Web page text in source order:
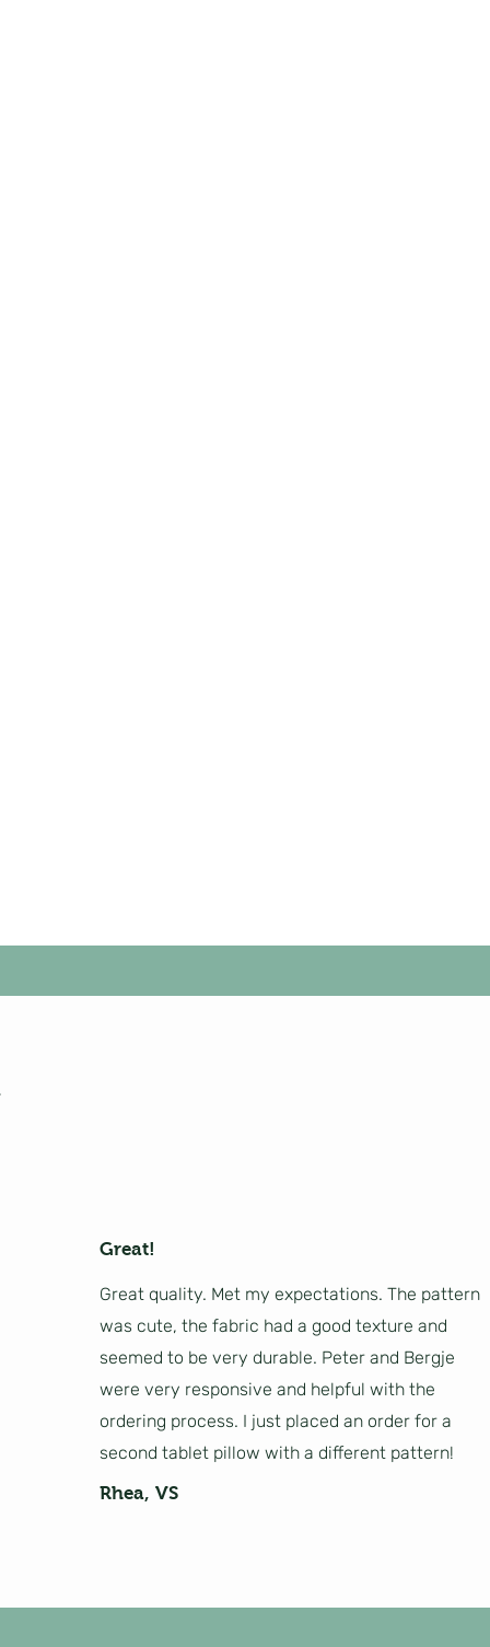
Great!
Great quality. Met my expectations. The pattern
was cute, the fabric had a good texture and
seemed to be very durable. Peter and Bergje
were very responsive and helpful with the
ordering process. I just placed an order for a
second tablet pillow with a different pattern!
Rhea, VS